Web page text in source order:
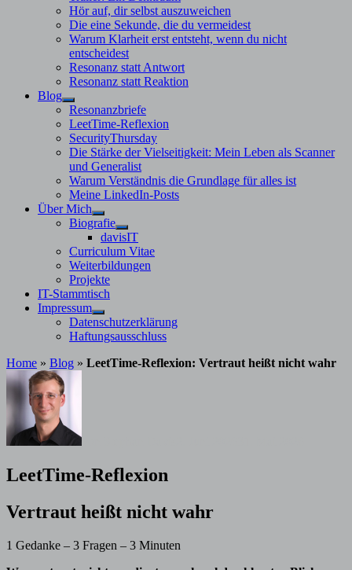
anzeigen
Hör auf, dir selbst auszuweichen
Die eine Sekunde, die du vermeidest
Warum Klarheit erst entsteht, wenn du nicht
entscheidest
Resonanz statt Antwort
Resonanz statt Reaktion
Blog
Untermenü
anzeigen
Resonanzbriefe
LeetTime-Reflexion
SecurityThursday
Die Stärke der Vielseitigkeit: Mein Leben als Scanner
und Generalist
Warum Verständnis die Grundlage für alles ist
Meine LinkedIn-Posts
Über Mich
Untermenü
anzeigen
Biografie
Untermenü
anzeigen
davisIT
Curriculum Vitae
Weiterbildungen
Projekte
IT-Stammtisch
Impressum
Untermenü
anzeigen
Datenschutzerklärung
Haftungsausschluss
Home » Blog » LeetTime-Reflexion: Vertraut heißt nicht wahr
LeetTime-Reflexion
Vertraut heißt nicht wahr
1 Gedanke – 3 Fragen – 3 Minuten